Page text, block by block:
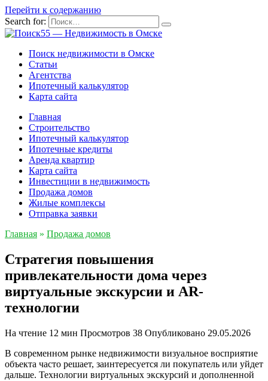
Перейти к содержанию
Search for:
Поиск недвижимости в Омске
Статьи
Агентства
Ипотечный калькулятор
Карта сайта
Главная
Строительство
Ипотечный калькулятор
Ипотечные кредиты
Аренда квартир
Карта сайта
Инвестиции в недвижимость
Продажа домов
Жилые комплексы
Отправка заявки
Главная » Продажа домов
Стратегия повышения
привлекательности дома через
виртуальные экскурсии и AR-
технологии
На чтение 12 мин Просмотров 38 Опубликовано 29.05.2026
В современном рынке недвижимости визуальное восприятие
объекта часто решает, заинтересуется ли покупатель или уйдет
дальше. Технологии виртуальных экскурсий и дополненной